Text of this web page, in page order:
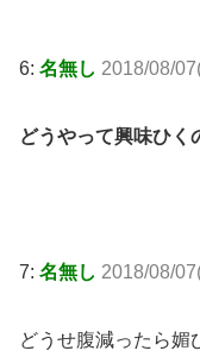
6: 名無し 2018/08/
どうやって興味ひく
7: 名無し 2018/08/
どうせ腹減ったら媚